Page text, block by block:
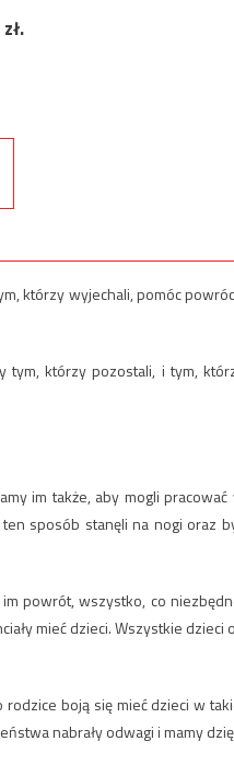
zł.
którzy wyjechali, pomóc
tym, którzy pozostali, i tym,
im także, aby mogli pracować
sposób stanęli na nogi oraz
powrót, wszystko, co
mieć dzieci. Wszystkie dzieci
boją się mieć dzieci w
nabrały odwagi i mamy